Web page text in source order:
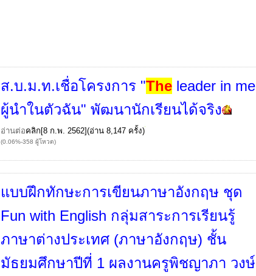
ส.บ.ม.ท.เชื่อโครงการ "The leader in me
ผู้นำในตัวฉัน" พัฒนานักเรียนได้จริง
อ่านต่อคลิก[8 ก.พ. 2562](อ่าน 8,147 ครั้ง)
(0.06%-358 ผู้โหวต)
แบบฝึกทักษะการเขียนภาษาอังกฤษ ชุด
Fun with English กลุ่มสาระการเรียนรู้
ภาษาต่างประเทศ (ภาษาอังกฤษ) ชั้น
มัธยมศึกษาปีที่ 1 ผลงานครูพิชญาภา วงษ์